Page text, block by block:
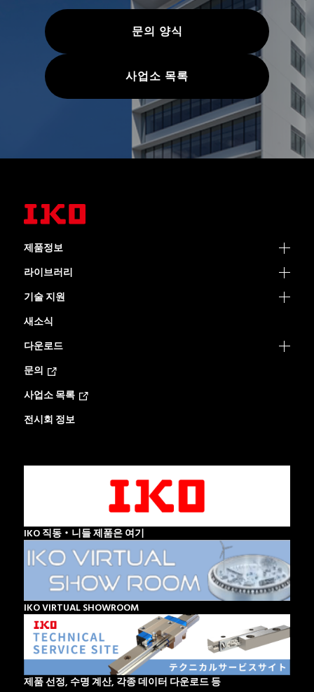
문의 양식
사업소 목록
제품정보
라이브러리
기술 지원
새소식
다운로드
문의
사업소 목록
전시회 정보
IKO 직동・니들 제품은 여기
IKO VIRTUAL SHOWROOM
제품 선정, 수명 계산, 각종 데이터 다운로드 등